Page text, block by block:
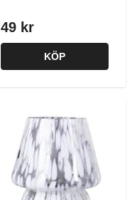
49 kr
KÖP